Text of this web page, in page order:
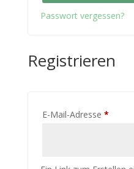
Passwort vergessen?
Registrieren
E-Mail-Adresse *